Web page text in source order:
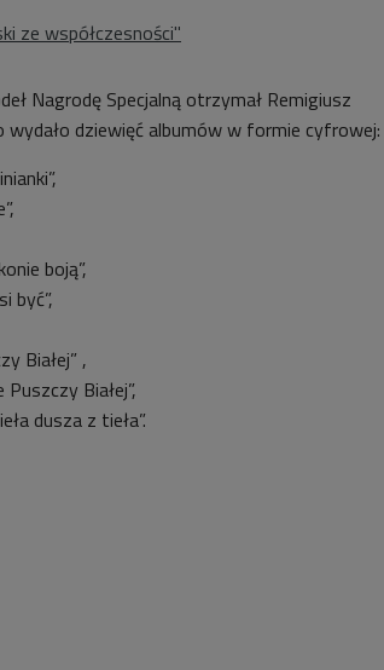
ze współczesności"
Nagrodę Specjalną otrzymał Remigiusz
wydało dziewięć albumów w formie cyfrowej:
boją”,
być”,
Białej” ,
Białej”,
dusza z tieła”.